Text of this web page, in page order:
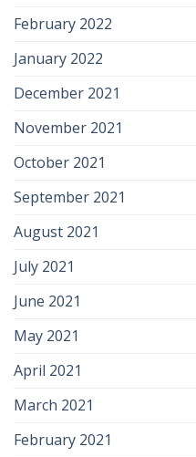
February 2022
January 2022
December 2021
November 2021
October 2021
September 2021
August 2021
July 2021
June 2021
May 2021
April 2021
March 2021
February 2021